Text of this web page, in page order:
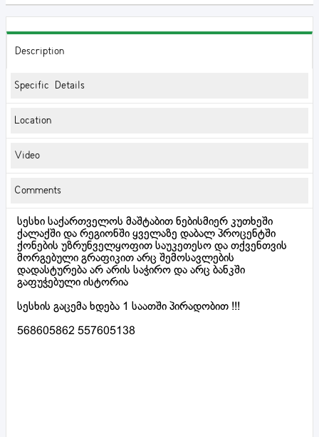
Description
Specific Details
Location
Video
Comments
სესხი საქართველოს მაშტაბით ნებისმიერ კუთხეში
ქალაქში და რეგიონში ყველაზე დაბალ პროცენტში
ქონების უზრუნველყოფით საუკეთესო და თქვენთვის
მორგებული გრაფიკით არც შემოსავლების
დადასტურება არ არის საჭირო და არც ბანკში
გაფუჭებული ისტორია
სესხის გაცემა ხდება 1 საათში პირადობით !!!
568605862 557605138